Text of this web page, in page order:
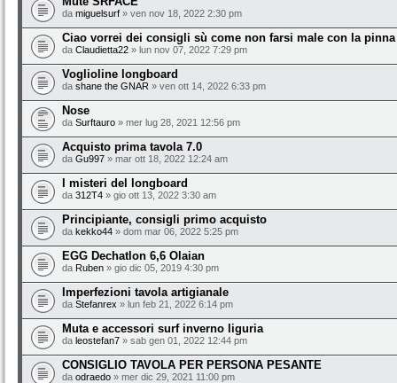
da miguelsurf » ven nov 18, 2022 2:30 pm
Ciao vorrei dei consigli sù come non farsi male con la pinna
da Claudietta22 » lun nov 07, 2022 7:29 pm
Voglioline longboard
da shane the GNAR » ven ott 14, 2022 6:33 pm
Nose
da Surftauro » mer lug 28, 2021 12:56 pm
Acquisto prima tavola 7.0
da Gu997 » mar ott 18, 2022 12:24 am
I misteri del longboard
da 312T4 » gio ott 13, 2022 3:30 am
Principiante, consigli primo acquisto
da kekko44 » dom mar 06, 2022 5:25 pm
EGG Dechatlon 6,6 Olaian
da Ruben » gio dic 05, 2019 4:30 pm
Imperfezioni tavola artigianale
da Stefanrex » lun feb 21, 2022 6:14 pm
Muta e accessori surf inverno liguria
da leostefan7 » sab gen 01, 2022 12:44 pm
CONSIGLIO TAVOLA PER PERSONA PESANTE
da odraedo » mer dic 29, 2021 11:00 pm